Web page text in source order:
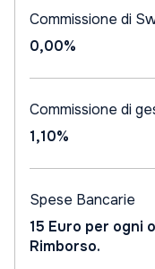
Commissione di
0,00%
Commissione di
1,10%
Spese Bancarie
15 Euro per ogni
Rimborso.